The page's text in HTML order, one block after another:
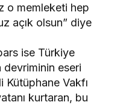
o memleketi hep
açık olsun” diye
ise Türkiye
devriminin eseri
Vakfı
kurtaran, bu